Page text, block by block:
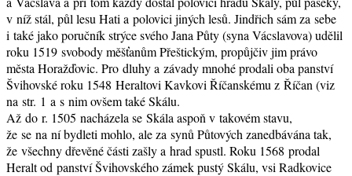
v níž stál, půl lesu Hati a polovici jiných lesů. Jindřich sám za sebe
i také jako poručník strýce svého Jana Půty (syna Vácslavova) udělil
roku 1519 svobody měšťanům Přeštickým, propůjčiv jim právo
města Horažďovic. Pro dluhy a závady mnohé prodali oba panství
Švihovské roku 1548 Heraltovi Kavkovi Říčanskému z Říčan (viz
na str. 1 a s nim ovšem také Skálu.
Až do r. 1505 nacházela se Skála aspoň v takovém stavu,
že se na ní bydleti mohlo, ale za synů Půtových zanedbávána tak,
že všechny dřevěné části zašly a hrad spustl. Roku 1568 prodal
Heralt od panství Švihovského zámek pustý Skálu, vsi Radkovice